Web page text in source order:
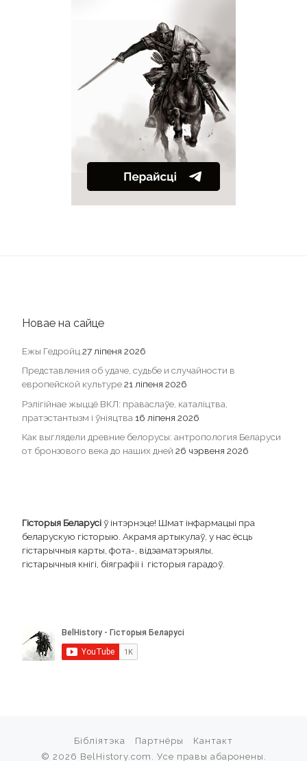
Новае на сайце
Ежы Гедройц 27 ліпеня 2026
Представления об удаче, судьбе и случайности в
европейской культуре21 ліпеня 2026
Рэлігійнае жыццё ВКЛ: праваслаўе, каталіцтва,
пратэстантызм і ўніяцтва 16 ліпеня 2026
Как выглядели древние белорусы: антропология Беларуси
от бронзового века до наших дней 26 чэрвеня 2026
Гісторыя Беларусіў інтэрнэце! Шмат інфармацыі пра
беларускую гісторыю. Акрамя артыкулаў, у нас ёсць
гістарычныя карты, фота-, відэаматэрыялы,
гістарычныя кнігі, біяграфіі і гісторыя гарадоў.
Бібліятэка Партнёры
Кантакт
© 2026 BelHistory.com . Усе правы абаронены.